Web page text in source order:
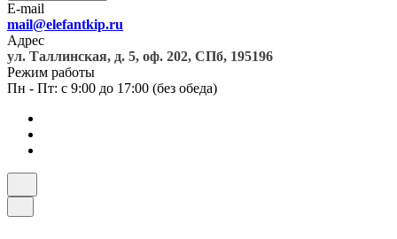
E-mail
mail@elefantkip.ru
Адрес
ул. Таллинская, д. 5, оф. 202, СПб, 195196
Режим работы
Пн - Пт: с 9:00 до 17:00 (без обеда)